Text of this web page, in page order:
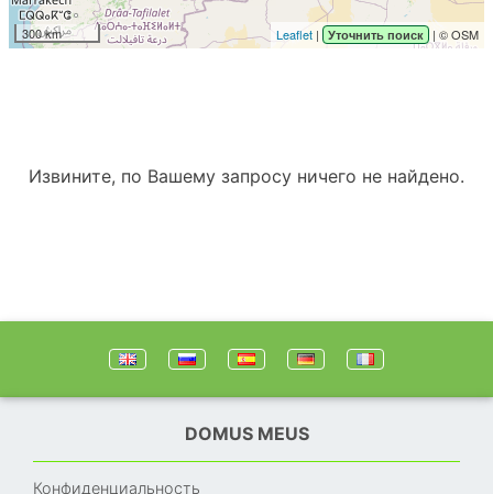
300 km Leaflet | Уточнить поиск | © OSM
Извините, по Вашему запросу ничего не найдено.
DOMUS MEUS
Конфиденциальность